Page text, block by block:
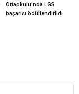
Ortaokulu’nda LGS
başarısı ödüllendirildi